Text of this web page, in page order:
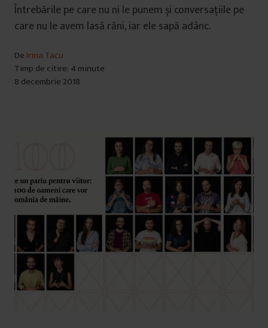
Întrebările pe care nu ni le punem și conversațiile pe
care nu le avem lasă răni, iar ele sapă adânc.
De Irina Tacu
Timp de citire: 4 minute
8 decembrie 2018